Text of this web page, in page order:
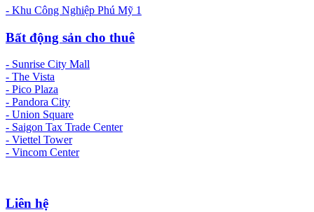
- Khu Công Nghiệp Phú Mỹ 1
Bất động sản cho thuê
- Sunrise City Mall
- The Vista
- Pico Plaza
- Pandora City
- Union Square
- Saigon Tax Trade Center
- Viettel Tower
- Vincom Center
Liên hệ